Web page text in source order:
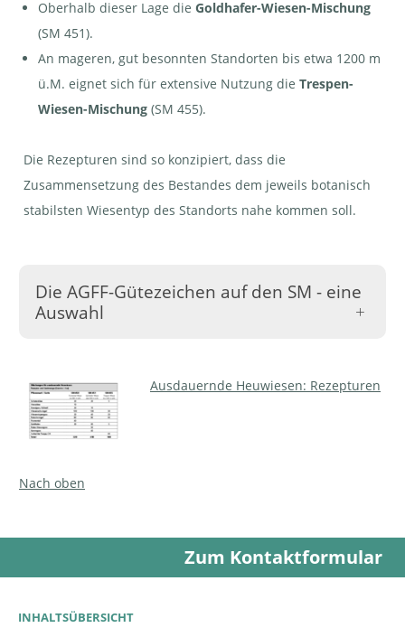
Oberhalb dieser Lage die Goldhafer-Wiesen-Mischung
(SM 451).
An mageren, gut besonnten Standorten bis etwa 1200 m
ü.M. eignet sich für extensive Nutzung die Trespen-
Wiesen-Mischung (SM 455).
Die Rezepturen sind so konzipiert, dass die
Zusammensetzung des Bestandes dem jeweils botanisch
stabilsten Wiesentyp des Standorts nahe kommen soll.
Die AGFF-Gütezeichen auf den SM - eine
Auswahl
SM 450,
© AGFF
SM 450, von
von UFA
Samen |
Ausdauernde Heuwiesen: Rezepturen
Nach oben
Zum Kontaktformular
INHALTSÜBERSICHT